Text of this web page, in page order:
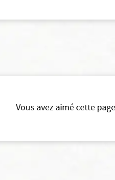
Vous avez aimé cette